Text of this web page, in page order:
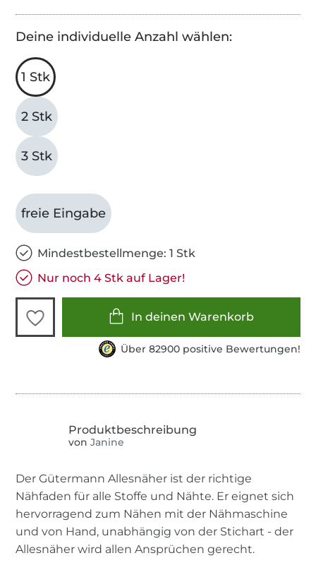
Deine individuelle Anzahl wählen:
1 Stk
2 Stk
3 Stk
freie Eingabe
Mindestbestellmenge: 1 Stk
Nur noch 4 Stk auf Lager!
In deinen Warenkorb
Über 82900 positive Bewertungen!
von Janine
Der Gütermann Allesnäher ist der richtige
Nähfaden für alle Stoffe und Nähte. Er eignet sich
hervorragend zum Nähen mit der Nähmaschine
und von Hand, unabhängig von der Stichart - der
Allesnäher wird allen Ansprüchen gerecht.